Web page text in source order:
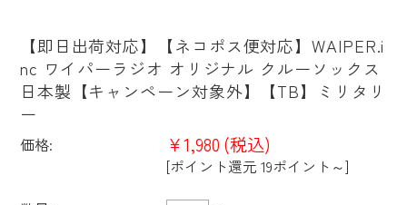
【即日出荷対応】【ネコポス便対応】WAIPER.i
nc ワイパーラジオ オリジナル クルーソックス
日本製【キャンペーン対象外】【TB】ミリタリ
ー
価格: ¥1,980 (税込)
[ポイント還元 19ポイント～]